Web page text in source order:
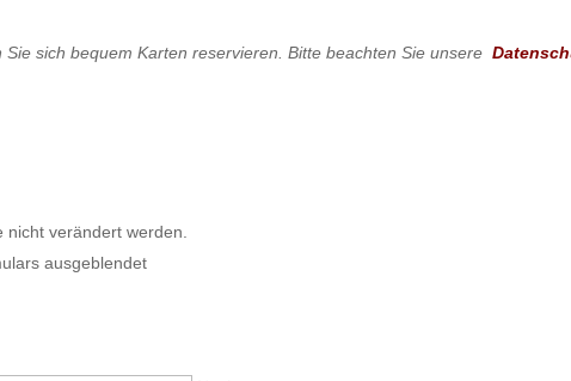
sich bequem Karten reservieren. Bitte beachten Sie unsere
verändert werden.
ausgeblendet